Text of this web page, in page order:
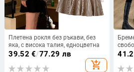
Плетена рокля без ръкави, без
яка, с висока талия, едноцветна
39.52 €/77.29 лв
add_shopping_cart
30%